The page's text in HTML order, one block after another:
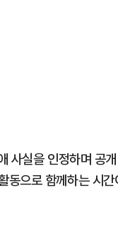
사실을 인정하며 공
동으로 함께하는 시